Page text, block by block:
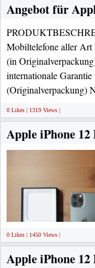
Angebot für
Mobiltelefone aller
(in
internationale
(Originalverpackung)
0 Likes | 1319 Views |
Apple iPhone
0 Likes | 1450 Views |
Apple iPhone